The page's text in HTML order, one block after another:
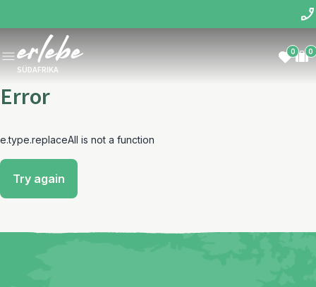
SÜDAFRIKA
0 0
Error
e.type.replaceAll is not a function
Try again